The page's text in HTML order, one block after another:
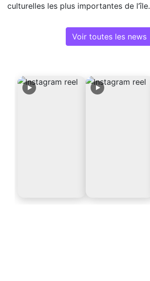
culturelles les plus importantes de l’île.
Voir toutes les news